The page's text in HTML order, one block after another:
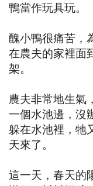
鴨當作玩具玩。
醜小鴨很痛苦，
在農夫的家裡面
架。
農夫非常地生氣
一個水池邊，沒
躲在水池裡，牠
天來了。
這一天，春天的